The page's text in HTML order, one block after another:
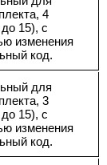
4
15), с
изменения
код.
для
3
15), с
изменения
код.